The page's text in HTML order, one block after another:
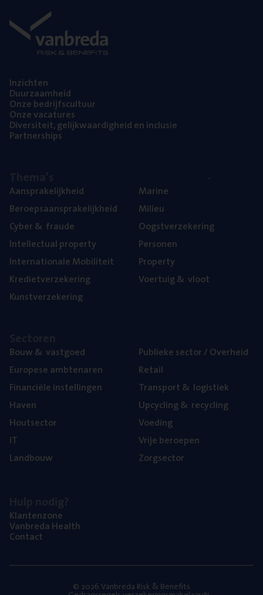
Inzich­ten
Duur­zaam­heid
Onze bedrijfs­cul­tuur
Onze vaca­tu­res
Diver­si­teit, gelijk­waar­dig­heid en inclusie
Part­ner­ships
Aan­spra­ke­lijk­heid
Beroeps­aan­spra­ke­lijk­heid
Cyber& fraude
Intel­lec­tu­al property
Inter­na­ti­o­na­le Mobiliteit
Kre­diet­ver­ze­ke­ring
Kunst­ver­ze­ke­ring
Mari­ne
Mili­eu
Oogst­ver­ze­ke­ring
Per­so­nen
Pro­per­ty
Voer­tuig& vloot
Bouw& vastgoed
Euro­pe­se ambtenaren
Finan­ci­ë­le instellingen
Haven
Hout­sec­tor
IT
Land­bouw
Publie­ke sec­tor / Overheid
Retail
Trans­port& logistiek
Upcy­cling& recycling
Voe­ding
Vrije beroe­pen
Zorg­sec­tor
Klan­ten­zo­ne
Van­b­re­da Health
Con­tact
© 2026 Vanbreda Risk & Benefits